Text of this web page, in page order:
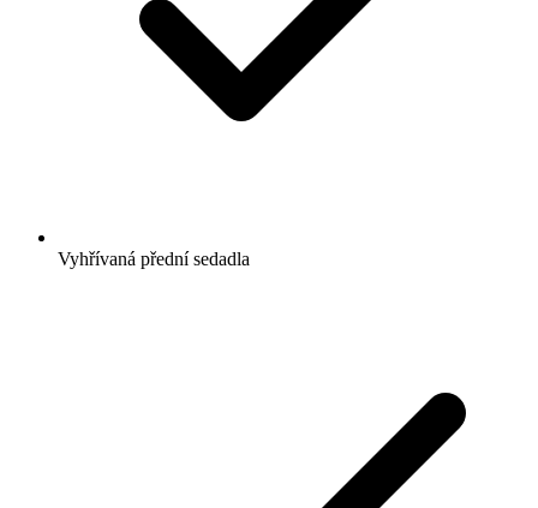
Vyhřívaná přední sedadla